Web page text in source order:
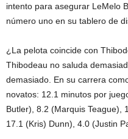
intento para asegurar LeMelo
número uno en su tablero de
¿La pelota coincide con
Thibodeau no saluda
demasiado. En su carrera
novatos: 12.1 minutos por
Butler), 8.2 (Marquis Teague),
17.1 (Kris) Dunn), 4.0 (Justin